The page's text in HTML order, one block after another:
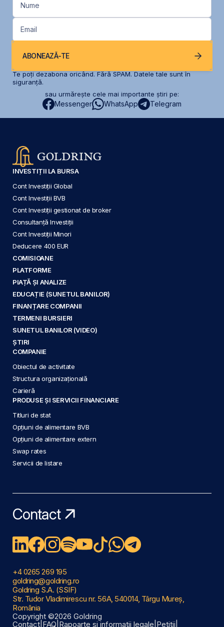
Nume
Email
ABONEAZĂ-TE
Te poți dezabona oricând. Fără SPAM. Datele tale sunt în
siguranță.
sau urmărește cele mai importante știri pe:
Messenger WhatsApp Telegram
INVESTIȚII LA BURSA
Cont Investiții Global
Cont Investiții BVB
Cont Investiții gestionat de broker
Consultanță Investiții
Cont Investiții Minori
Deducere 400 EUR
COMISIOANE
PLATFORME
PIAȚĂ ȘI ANALIZE
EDUCAȚIE (SUNETUL BANILOR)
FINANȚARE COMPANII
TERMENI BURSIERI
SUNETUL BANILOR (VIDEO)
ȘTIRI
COMPANIE
Obiectul de activitate
Structura organizațională
Carieră
PRODUSE ȘI SERVICII FINANCIARE
Titluri de stat
Opțiuni de alimentare BVB
Opțiuni de alimentare extern
Swap rates
Servicii de listare
Contact
+4 0265 269 195
goldring@goldring.ro
Goldring S.A. (SSIF)
Str. Tudor Vladimirescu nr. 56A, 540014, Târgu Mureș,
România
Copyright ©2026 Goldring
Contact FAQ Rapoarte și informații legale Petiții